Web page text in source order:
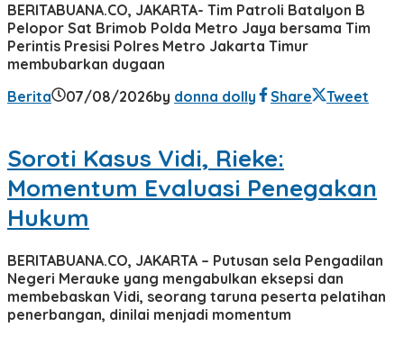
BERITABUANA.CO, JAKARTA- Tim Patroli Batalyon B
Pelopor Sat Brimob Polda Metro Jaya bersama Tim
Perintis Presisi Polres Metro Jakarta Timur
membubarkan dugaan
Berita
07/08/2026by donna dolly Share Tweet
Soroti Kasus Vidi, Rieke:
Momentum Evaluasi Penegakan
Hukum
BERITABUANA.CO, JAKARTA – Putusan sela Pengadilan
Negeri Merauke yang mengabulkan eksepsi dan
membebaskan Vidi, seorang taruna peserta pelatihan
penerbangan, dinilai menjadi momentum